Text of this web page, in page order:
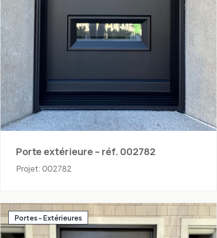
Porte extérieure – réf. 002782
Projet: 002782
Portes - Extérieures